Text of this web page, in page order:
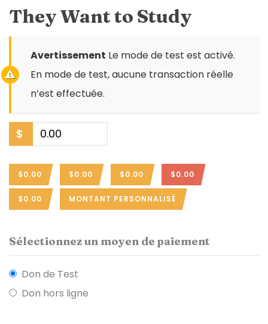
They Want to Study
Avertissement Le mode de test est activé.
En mode de test, aucune transaction réelle
n’est effectuée.
$
$0.00 $0.00 $0.00 $0.00
$0.00 MONTANT PERSONNALISÉ
Sélectionnez un moyen de paiement
Don de Test
Don hors ligne